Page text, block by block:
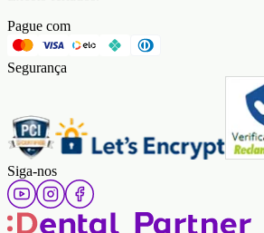
Pague com
Segurança
Siga-nos